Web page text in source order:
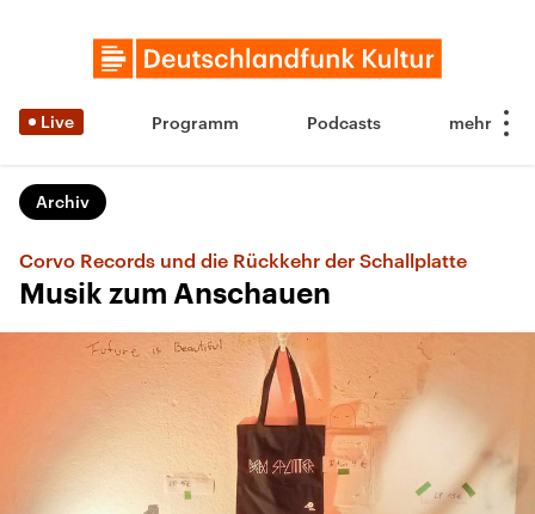
Live Programm Podcasts
Archiv
Corvo Records und die Rückkehr der Schallplatte
Musik zum Anschauen